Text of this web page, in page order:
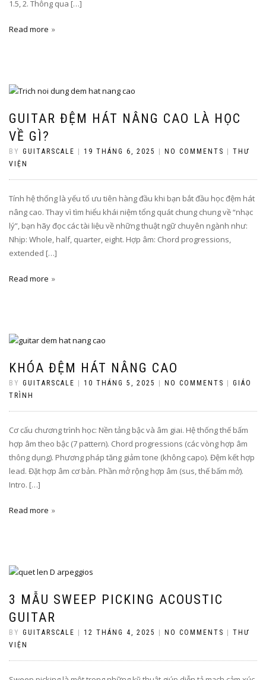
1.5, 2. Thông qua […]
Read more
GUITAR ĐỆM HÁT NÂNG CAO LÀ HỌC
VỀ GÌ?
BY GUITARSCALE 19 THÁNG 6, 2025 NO COMMENTS
THƯ
VIỆN
Tính hệ thống là yếu tố ưu tiên hàng đầu khi bạn bắt đầu học đệm hát
nâng cao. Thay vì tìm hiểu khái niệm tổng quát chung chung về “nhạc
lý”, bạn hãy đọc các tài liệu về những thuật ngữ chuyên ngành như:
Nhịp: Whole, half, quarter, eight. Hợp âm: Chord progressions,
extended […]
Read more
KHÓA ĐỆM HÁT NÂNG CAO
BY GUITARSCALE 10 THÁNG 5, 2025 NO COMMENTS
GIÁO
TRÌNH
Cơ cấu chương trình học: Nền tảng bậc và âm giai. Hệ thống thế bấm
hợp âm theo bậc (7 pattern). Chord progressions (các vòng hợp âm
thông dụng). Phương pháp tăng giảm tone (không capo). Đệm kết hợp
lead. Đặt hợp âm cơ bản. Phần mở rộng hợp âm (sus, thế bấm mở).
Intro. […]
Read more
3 MẪU SWEEP PICKING ACOUSTIC
GUITAR
BY GUITARSCALE 12 THÁNG 4, 2025 NO COMMENTS
THƯ
VIỆN